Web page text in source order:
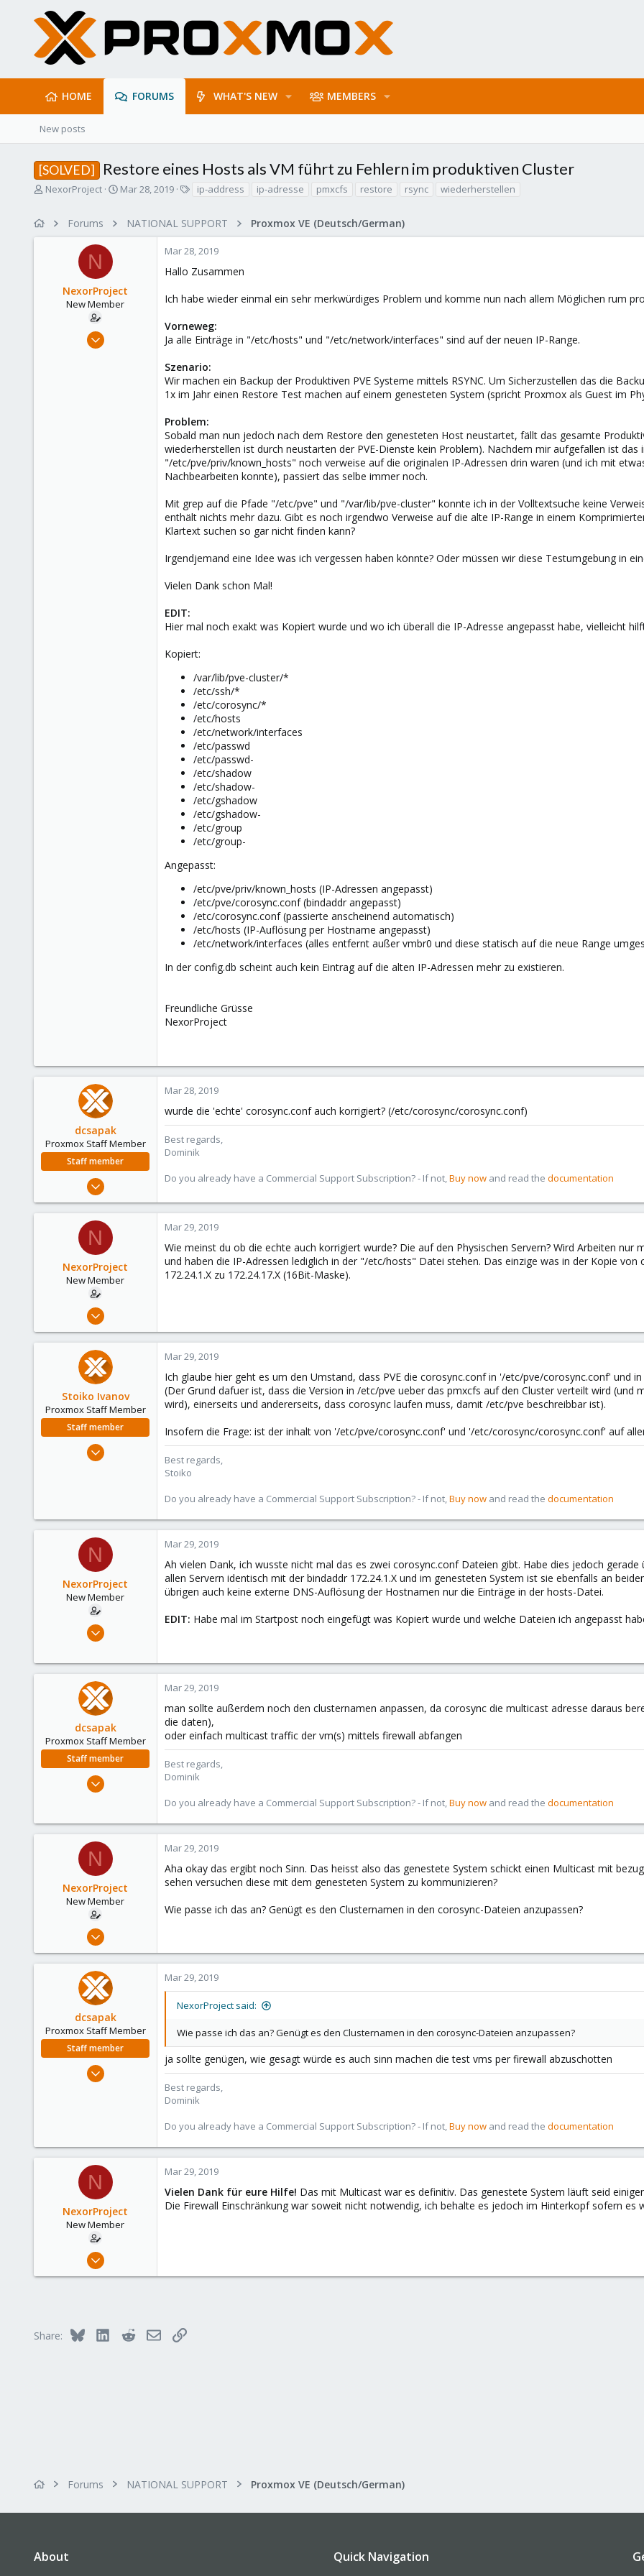
HOME FORUMS WHAT'S NEW MEMBERS
New posts
[SOLVED] Restore eines Hosts als VM führt zu Fehlern im produktiven Cluster
T
a
NexorProject
S
t
e
Mar 28, 2019
s
ip-address ip-adresse pmxcfs restore rsync wiederherstellen
Forums NATIONAL SUPPORT Proxmox VE (Deutsch/German)
N
NexorProject
New Member
Oct 11, 2018
Mar 28, 2019
Hallo Zusammen
Ich habe wieder einmal ein sehr merkwürdiges Problem und komme nun nach allem Möglichen rum
Vorneweg:
Ja alle Einträge in "/etc/hosts" und "/etc/network/interfaces" sind auf der neuen IP-Range.
Szenario:
Wir machen ein Backup der Produktiven PVE Systeme mittels RSYNC. Um Sicherzustellen das die
1x im Jahr einen Restore Test machen auf einem genesteten System (spricht Proxmox als Guest im
Problem:
Sobald man nun jedoch nach dem Restore den genesteten Host neustartet, fällt das gesamte
wiederherstellen ist durch neustarten der PVE-Dienste kein Problem). Nachdem mir aufgefallen ist
"/etc/pve/priv/known_hosts" noch verweise auf die originalen IP-Adressen drin waren (und ich mit
Nachbearbeiten konnte), passiert das selbe immer noch.
Mit grep auf die Pfade "/etc/pve" und "/var/lib/pve-cluster" konnte ich in der Volltextsuche keine
enthält nichts mehr dazu. Gibt es noch irgendwo Verweise auf die alte IP-Range in einem
Klartext suchen so gar nicht finden kann?
Irgendjemand eine Idee was ich vergessen haben könnte? Oder müssen wir diese Testumgebung in
Vielen Dank schon Mal!
EDIT:
Hier mal noch exakt was Kopiert wurde und wo ich überall die IP-Adresse angepasst habe, vielleicht
Kopiert:
/var/lib/pve-cluster/*
/etc/ssh/*
/etc/corosync/*
/etc/hosts
/etc/network/interfaces
/etc/passwd
/etc/passwd-
/etc/shadow
/etc/shadow-
/etc/gshadow
/etc/gshadow-
/etc/group
/etc/group-
Angepasst:
/etc/pve/priv/known_hosts (IP-Adressen angepasst)
/etc/pve/corosync.conf (bindaddr angepasst)
/etc/corosync.conf (passierte anscheinend automatisch)
/etc/hosts (IP-Auflösung per Hostname angepasst)
/etc/network/interfaces (alles entfernt außer vmbr0 und diese statisch auf die neue Range
In der config.db scheint auch kein Eintrag auf die alten IP-Adressen mehr zu existieren.
Freundliche Grüsse
NexorProject
dcsapak
Proxmox Staff Member
Staff member
Feb 1, 2016
1,756
Vienna
Mar 28, 2019
wurde die 'echte' corosync.conf auch korrigiert? (/etc/corosync/corosync.conf)
Best regards,
Dominik
Do you already have a Commercial Support Subscription? - If not,Buy now and read the documentation
N
NexorProject
New Member
Oct 11, 2018
0
Mar 29, 2019
Wie meinst du ob die echte auch korrigiert wurde? Die auf den Physischen Servern? Wird Arbeiten
und haben die IP-Adressen lediglich in der "/etc/hosts" Datei stehen. Das einzige was in der Kopie
172.24.1.X zu 172.24.17.X (16Bit-Maske).
Stoiko Ivanov
Proxmox Staff Member
Staff member
May 2, 2018
Mar 29, 2019
Ich glaube hier geht es um den Umstand, dass PVE die corosync.conf in '/etc/pve/corosync.conf' und
(Der Grund dafuer ist, dass die Version in /etc/pve ueber das pmxcfs auf den Cluster verteilt wird
wird), einerseits und andererseits, dass corosync laufen muss, damit /etc/pve beschreibbar ist).
Insofern die Frage: ist der inhalt von '/etc/pve/corosync.conf' und '/etc/corosync/corosync.conf' auf
Best regards,
Stoiko
Do you already have a Commercial Support Subscription? - If not,Buy now and read the documentation
N
NexorProject
New Member
Oct 11, 2018
0
Mar 29, 2019
Ah vielen Dank, ich wusste nicht mal das es zwei corosync.conf Dateien gibt. Habe dies jedoch
allen Servern identisch mit der bindaddr 172.24.1.X und im genesteten System ist sie ebenfalls an
übrigen auch keine externe DNS-Auflösung der Hostnamen nur die Einträge in der hosts-Datei.
EDIT: Habe mal im Startpost noch eingefügt was Kopiert wurde und welche Dateien ich angepasst
dcsapak
Proxmox Staff Member
Staff member
Feb 1, 2016
273
Mar 29, 2019
man sollte außerdem noch den clusternamen anpassen, da corosync die multicast adresse daraus
die daten),
oder einfach multicast traffic der vm(s) mittels firewall abfangen
Best regards,
Dominik
Do you already have a Commercial Support Subscription? - If not,Buy now and read the documentation
N
NexorProject
New Member
Oct 11, 2018
0
Mar 29, 2019
Aha okay das ergibt noch Sinn. Das heisst also das genestete System schickt einen Multicast mit
sehen versuchen diese mit dem genesteten System zu kommunizieren?
Wie passe ich das an? Genügt es den Clusternamen in den corosync-Dateien anzupassen?
dcsapak
Proxmox Staff Member
Staff member
Feb 1, 2016
Vienna
Mar 29, 2019
NexorProject said:
Wie passe ich das an? Genügt es den Clusternamen in den corosync-Dateien anzupassen?
ja sollte genügen, wie gesagt würde es auch sinn machen die test vms per firewall abzuschotten
Best regards,
Dominik
Do you already have a Commercial Support Subscription? - If not,Buy now and read the documentation
N
NexorProject
New Member
Oct 11, 2018
32
Mar 29, 2019
Vielen Dank für eure Hilfe! Das mit Multicast war es definitiv. Das genestete System läuft seid
Die Firewall Einschränkung war soweit nicht notwendig, ich behalte es jedoch im Hinterkopf sofern es
Share: Bluesky LinkedInRedditEmailLink
Forums NATIONAL SUPPORT Proxmox VE (Deutsch/German)
About Quick Navigation